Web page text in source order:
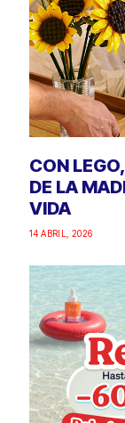
CON
DE LA
VIDA
14 ABRIL, 2026